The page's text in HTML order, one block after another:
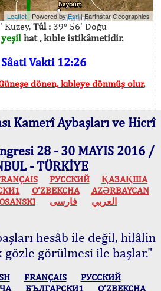
Leaflet | Powered byEsri|Earthstar Geographics
Kuzey, Tûl :39° 56' Doğu
yeşilhat , kıble istikâmetidir.
Sâati Vakti 12:26
dönen, kıbleye dönmüş olur.
Kamerî Aybaşları ve Hicrî
28 - 30 MAYIS 2016 /
- TÜRKİYE
РУССКИЙ
ҚАЗАҚША
O’ZBEKCHA
AZӘRBAYCAN
العربي فارسی
hesâb ile değil, hilâlin
gözle görülmesi ile başlar."
FRANÇAIS
РУССКИЙ
БЪЛГАРСКИ1 O’ZBEKCHA